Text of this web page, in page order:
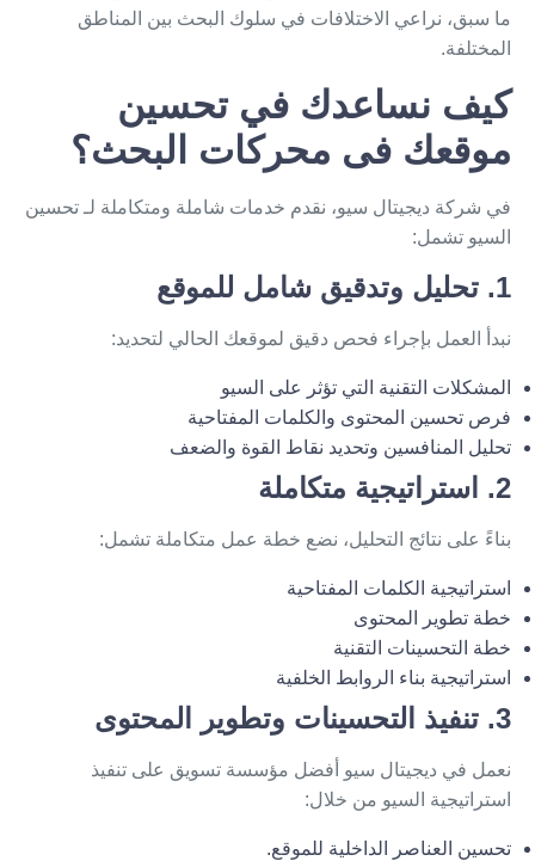
ما سبق، نراعي الاختلافات في سلوك البحث بين المناطق
المختلفة.
كيف نساعدك في تحسين
موقعك فى محركات البحث؟
في شركة ديجيتال سيو، نقدم خدمات شاملة ومتكاملة لـ تحسين
السيو تشمل:
1. تحليل وتدقيق شامل للموقع
نبدأ العمل بإجراء فحص دقيق لموقعك الحالي لتحديد:
المشكلات التقنية التي تؤثر على السيو
فرص تحسين المحتوى والكلمات المفتاحية
تحليل المنافسين وتحديد نقاط القوة والضعف
2. استراتيجية متكاملة
بناءً على نتائج التحليل، نضع خطة عمل متكاملة تشمل:
استراتيجية الكلمات المفتاحية
خطة تطوير المحتوى
خطة التحسينات التقنية
استراتيجية بناء الروابط الخلفية
3. تنفيذ التحسينات وتطوير المحتوى
نعمل في ديجيتال سيو أفضل مؤسسة تسويقعلى تنفيذ
استراتيجية السيو من خلال:
تحسين العناصر الداخلية للموقع.